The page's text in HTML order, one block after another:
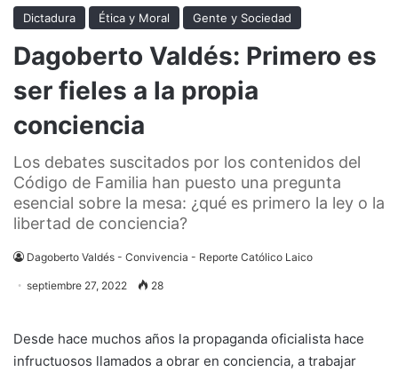
Dictadura Ética y Moral Gente y Sociedad
Dagoberto Valdés: Primero es
ser fieles a la propia
conciencia
Los debates suscitados por los contenidos del
Código de Familia han puesto una pregunta
esencial sobre la mesa: ¿qué es primero la ley o la
libertad de conciencia?
Dagoberto Valdés - Convivencia - Reporte Católico Laico
septiembre 27, 2022 28
Desde hace muchos años la propaganda oficialista hace
infructuosos llamados a obrar en conciencia, a trabajar